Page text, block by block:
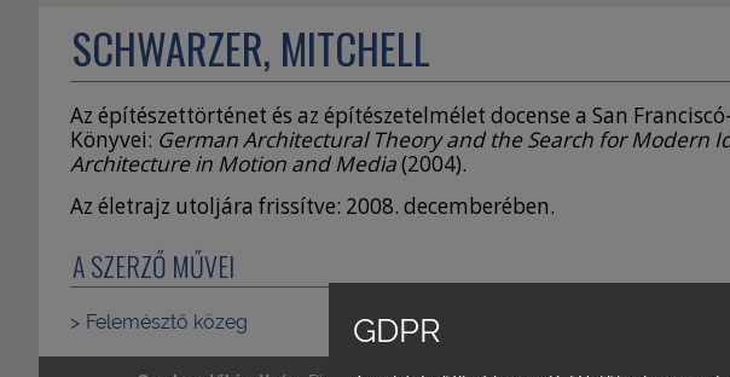
SCHWARZER, MITCHELL
Az építészettörténet és az építészetelmélet docense a San
Könyvei: German Architectural Theory and the Search for Modern
Architecture in Motion and Media(2004).
Az életrajz utoljára frissítve: 2008. decemberében.
A SZERZŐ MŰVEI
Felemésztő közeg GDPR